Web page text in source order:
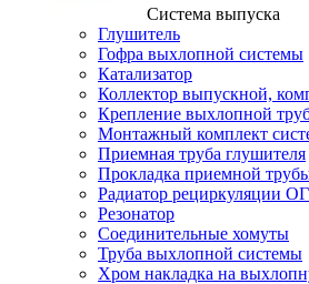
Система выпуска
Глушитель
Гофра выхлопной системы
Катализатор
Коллектор выпускной,
Крепление выхлопной
Монтажный комплект
Приемная труба глушителя
Прокладка приемной
Радиатор рециркуляции ОГ
Резонатор
Соединительные хомуты
Труба выхлопной системы
Хром накладка на